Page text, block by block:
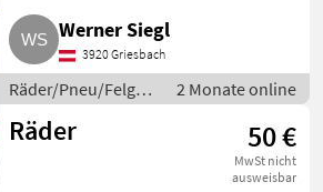
Werner Siegl
3920 Griesbach
Räder/Pneu/Felgen
/ Kompletträder
2 Monate online
Räder 50 €
MwSt nicht
ausweisbar